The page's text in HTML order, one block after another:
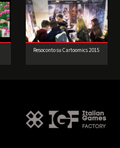
Resoconto su Cartoomics 2015